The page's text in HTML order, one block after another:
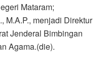
Mataram;
M.A.P., menjadi Direktur
Jenderal Bimbingan
Agama.(die).